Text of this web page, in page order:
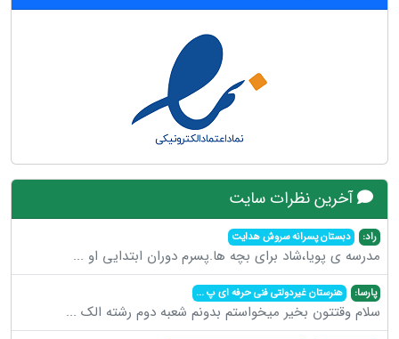
آخرین نظرات سایت
راد: دبستان پسرانه سروش هدایت
مدرسه ی پویا،شاد برای بچه ها.پسرم دوران ابتدایی او ...
پارسا: هنرستان غیردولتی فنی حرفه ای پ...
سلام وقتتون بخیر میخواستم بدونم شعبه دوم رشته الک ...